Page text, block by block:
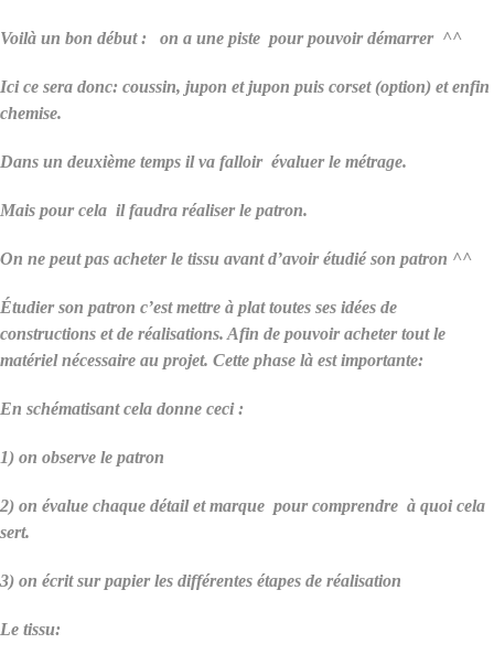
Voilà un bon début : on a une piste pour pouvoir démarrer ^^
Ici ce sera donc: coussin, jupon et jupon puis corset (option) et enfin
chemise.
Dans un deuxième temps il va falloir évaluer le métrage.
Mais pour cela il faudra réaliser le patron.
On ne peut pas acheter le tissu avant d’avoir étudié son patron ^^
Étudier son patron c’est mettre à plat toutes ses idées de
constructions et de réalisations. Afin de pouvoir acheter tout le
matériel nécessaire au projet. Cette phase là est importante:
En schématisant cela donne ceci :
1) on observe le patron
2) on évalue chaque détail et marque pour comprendre à quoi cela
sert.
3) on écrit sur papier les différentes étapes de réalisation
Le tissu: